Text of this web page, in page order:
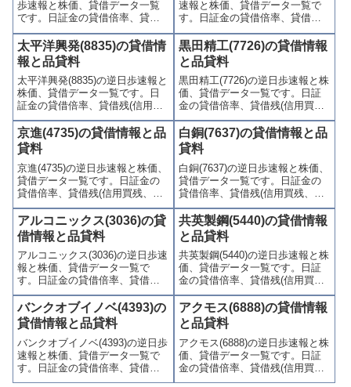
す。
ます。
歩速報と株価、貸借データ一覧
です。日証金の貸借倍率、貸借
残(信用買残、信用売残)、品貸料
(逆日歩)、東証の週末残高、規制
(注意喚起・申込停止)など、空売
り関連情報を集計し、図解でわ
かりやすくまとめて掲載してい
ます。
速報と株価、貸借データ一覧で
す。日証金の貸借倍率、貸借残
(信用買残、信用売残)、品貸料
(逆日歩)、東証の週末残高、規制
(注意喚起・申込停止)など、空売
り関連情報を集計し、図解でわ
かりやすくまとめて掲載してい
ます。
太平洋興発(8835)の貸借情
報と品貸料
太平洋興発(8835)の逆日歩速報と
株価、貸借データ一覧です。日
証金の貸借倍率、貸借残(信用買
残、信用売残)、品貸料(逆日
歩)、東証の週末残高、規制(注意
喚起・申込停止)など、空売り関
連情報を集計し、図解でわかり
やすくまとめて掲載していま
す。
黒田精工(7726)の貸借情報
と品貸料
黒田精工(7726)の逆日歩速報と株
価、貸借データ一覧です。日証
金の貸借倍率、貸借残(信用買
残、信用売残)、品貸料(逆日
歩)、東証の週末残高、規制(注意
喚起・申込停止)など、空売り関
連情報を集計し、図解でわかり
やすくまとめて掲載していま
す。
京進(4735)の貸借情報と品
貸料
京進(4735)の逆日歩速報と株価、
貸借データ一覧です。日証金の
貸借倍率、貸借残(信用買残、信
用売残)、品貸料(逆日歩)、東証
の週末残高、規制(注意喚起・申
込停止)など、空売り関連情報を
集計し、図解でわかりやすくま
とめて掲載しています。
白銅(7637)の貸借情報と品
貸料
白銅(7637)の逆日歩速報と株価、
貸借データ一覧です。日証金の
貸借倍率、貸借残(信用買残、信
用売残)、品貸料(逆日歩)、東証
の週末残高、規制(注意喚起・申
込停止)など、空売り関連情報を
集計し、図解でわかりやすくま
とめて掲載しています。
アルコニックス(3036)の貸
借情報と品貸料
アルコニックス(3036)の逆日歩速
報と株価、貸借データ一覧で
す。日証金の貸借倍率、貸借残
(信用買残、信用売残)、品貸料
(逆日歩)、東証の週末残高、規制
(注意喚起・申込停止)など、空売
り関連情報を集計し、図解でわ
かりやすくまとめて掲載してい
ます。
共英製鋼(5440)の貸借情報
と品貸料
共英製鋼(5440)の逆日歩速報と株
価、貸借データ一覧です。日証
金の貸借倍率、貸借残(信用買
残、信用売残)、品貸料(逆日
歩)、東証の週末残高、規制(注意
喚起・申込停止)など、空売り関
連情報を集計し、図解でわかり
やすくまとめて掲載していま
す。
バンクオブイノベ(4393)の
貸借情報と品貸料
バンクオブイノベ(4393)の逆日歩
速報と株価、貸借データ一覧で
す。日証金の貸借倍率、貸借残
(信用買残、信用売残)、品貸料
アクモス(6888)の貸借情報
と品貸料
アクモス(6888)の逆日歩速報と株
価、貸借データ一覧です。日証
金の貸借倍率、貸借残(信用買
残、信用売残)、品貸料(逆日